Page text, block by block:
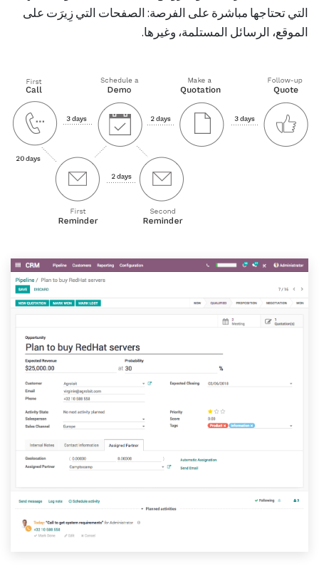
التي تحتاجها مباشرة على الفرصة: الصفحات التي زِيرَت على
الموقع، الرسائل المستلمة، وغيرها.